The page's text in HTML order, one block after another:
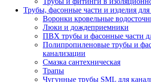
Трубы, фасонные части и изделия для
Воронки кровельные
Люки и дождеприемники
ПВХ трубы и фасонные части
Полипропиленовые трубы и
канализации
Смазка сантехническая
Трапы
Чугунные трубы SML для